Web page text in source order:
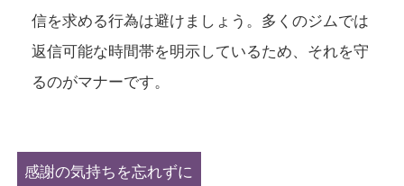
信を求める行為は避けましょう。多くのジムでは
返信可能な時間帯を明示しているため、それを守
るのがマナーです。
感謝の気持ちを忘れずに